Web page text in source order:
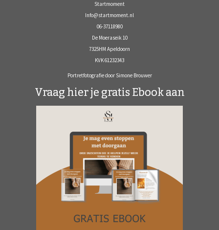
Startmoment
Info@startmoment.nl
06-37118980
De Moeraseik 10
7325HM Apeldoorn
KVK 61232343
Portretfotografie door Simone Brouwer
Vraag hier je gratis Ebook aan